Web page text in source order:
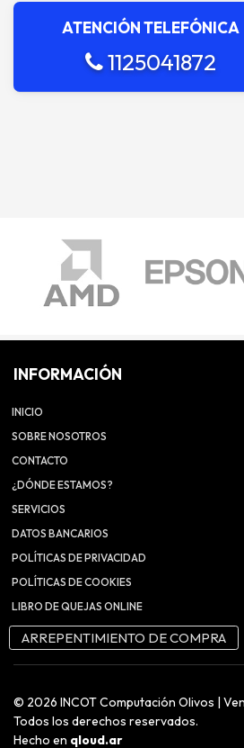
ATENCIÓN TELEFÓNICA
1125041872
INFORMACIÓN
INICIO
SOBRE NOSOTROS
CONTACTO
¿DÓNDE ESTAMOS?
SERVICIOS
DATOS BANCARIOS
POLÍTICAS DE PRIVACIDAD
POLÍTICAS DE COOKIES
LIBRO DE QUEJAS ONLINE
ARREPENTIMIENTO DE COMPRA
© 2026 INCOT Computación Olivos |
Todos los derechos reservados.
Hecho en qloud.ar